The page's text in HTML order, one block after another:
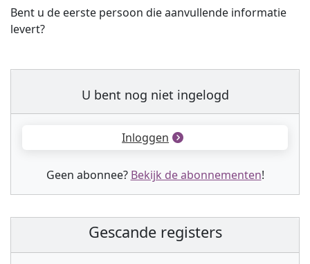
Bent u de eerste persoon die aanvullende informatie
levert?
U bent nog niet ingelogd
Inloggen
Geen abonnee? Bekijk de abonnementen!
Gescande registers